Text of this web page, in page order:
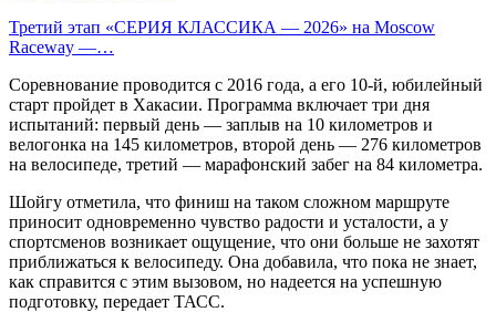
Третий этап «СЕРИЯ КЛАССИКА — 2026» на Moscow
Raceway —…
Соревнование проводится с 2016 года, а его 10-й, юбилейный
старт пройдет в Хакасии. Программа включает три дня
испытаний: первый день — заплыв на 10 километров и
велогонка на 145 километров, второй день — 276 километров
на велосипеде, третий — марафонский забег на 84 километра.
Шойгу отметила, что финиш на таком сложном маршруте
приносит одновременно чувство радости и усталости, а у
спортсменов возникает ощущение, что они больше не захотят
приближаться к велосипеду. Она добавила, что пока не знает,
как справится с этим вызовом, но надеется на успешную
подготовку, передает ТАСС.